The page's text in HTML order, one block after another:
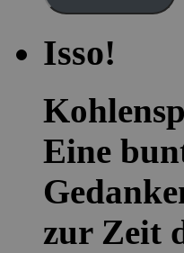
Isso!
Eine
zur Zeit